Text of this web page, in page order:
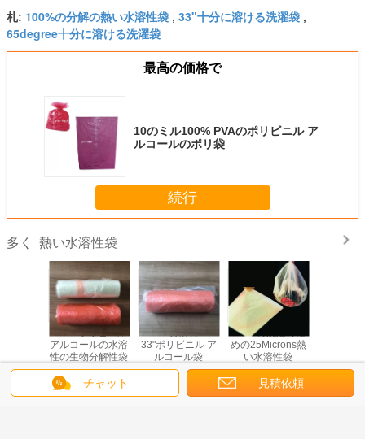
札: 100%の分解の熱い水溶性袋 , 33"十分に溶ける洗濯袋 ,
65degree十分に溶ける洗濯袋
最高の価格で
10のミル100% PVAのポリビニル ア
ルコールのポリ袋
続行
多く 熱い水溶性袋
25micポリビニル
アルコールの水溶
性の生物分解性袋
33"ポリビニル ア
ルコール袋
20μMの洗濯のた
めの25Microns熱
い水溶性袋
チャット 見積依頼
言語を変えて下さい